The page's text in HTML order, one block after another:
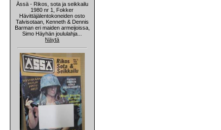
Ässä - Rikos, sota ja seikkailu
1980 nr 1, Fokker
Hävittäjälentokoneiden osto
Talvisotaan, Kenneth & Dennis
Barman eri maiden armeijoissa,
Simo Häyhän joululahja...
Näytä